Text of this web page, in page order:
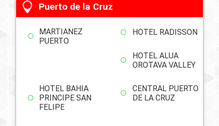
Puerto de la Cruz
MARTIANEZ
PUERTO
HOTEL RADISSON
HOTEL ALUA
OROTAVA VALLEY
HOTEL BAHIA
PRINCIPE SAN
FELIPE
CENTRAL PUERTO
DE LA CRUZ